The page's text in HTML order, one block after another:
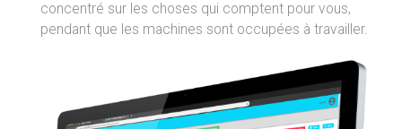
concentré sur les choses qui comptent pour vous,
pendant que les machines sont occupées à travailler.